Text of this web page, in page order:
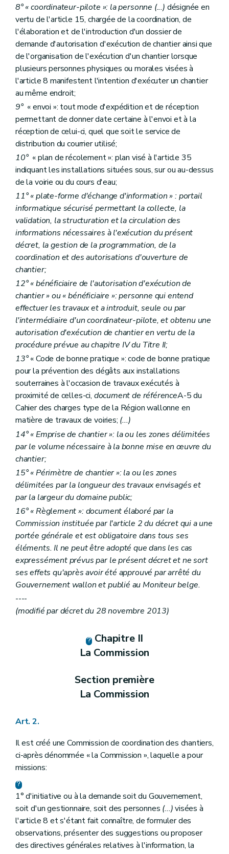
Art. 41
Art. 42
Titre IV
L'information
Art. 43
Art. 44
Titre V Sanctions
Chapitre premier La recherche et la constatation des infractions
Art. 45
Chapitre II Les infractions et les amendes administratives
Art. 46
Art. 47
Art. 48
Titre VI Dispositionsfinales,abrogatoires et transitoires
Art.48bis
Art. 49
Art. 50
Art. 51
Art. 52
8° « coordinateur-pilote »: la personne (...) désignée en
vertu de l'article 15, chargée de la coordination, de
l'élaboration et de l'introduction d'un dossier de
demande d'autorisation d'exécution de chantier ainsi que
de l'organisation de l'exécution d'un chantier lorsque
plusieurs personnes physiques ou morales visées à
l'article 8 manifestent l'intention d'exécuter un chantier
au même endroit;
9°« envoi »: tout mode d'expédition et de réception
permettant de donner date certaine à l'envoi et à la
réception de celui-ci, quel que soit le service de
distribution du courrier utilisé;
10°« plan de récolement »: plan visé à l'article 35
indiquant les installations situées sous, sur ou au-dessus
de la voirie ou du cours d'eau;
11° « plate-forme d'échange d'information » : portail
informatique sécurisé permettant la collecte, la
validation, la structuration et la circulation des
informations nécessaires à l'exécution du présent
décret, la gestion de la programmation, de la
coordination et des autorisations d'ouverture de
chantier;
12° « bénéficiaire de l'autorisation d'exécution de
chantier » ou « bénéficiaire »: personne qui entend
effectuer les travaux et a introduit, seule ou par
l'intermédiaire d'un coordinateur-pilote, et obtenu une
autorisation d'exécution de chantier en vertu de la
procédure prévue au chapitre IV du Titre II;
13°« Code de bonne pratique »: code de bonne pratique
pour la prévention des dégâts aux installations
souterraines à l'occasion de travaux exécutés à
proximité de celles-ci, document de référenceA-5 du
Cahier des charges type de la Région wallonne en
matière de travaux de voiries; (...)
14° « Emprise de chantier »: la ou les zones délimitées
par le volume nécessaire à la bonne mise en œuvre du
chantier;
15° « Périmètre de chantier »: la ou les zones
délimitées par la longueur des travaux envisagés et
par la largeur du domaine public;
16° « Règlement »: document élaboré par la
Commission instituée par l'article 2 du décret qui a une
portée générale et est obligatoire dans tous ses
éléments. Il ne peut être adopté que dans les cas
expressément prévus par le présent décret et ne sort
ses effets qu'après avoir été approuvé par arrêté du
Gouvernement wallon et publié au Moniteur belge.
----
(modifié par décret du 28 novembre 2013)
Chapitre II
La Commission
Section première
La Commission
Art. 2.
Il est créé une Commission de coordination des chantiers,
ci-après dénommée « la Commission », laquelle a pour
missions:
1° d'initiative ou à la demande soit du Gouvernement,
soit d'un gestionnaire, soit des personnes (...)visées à
l'article 8 et s'étant fait connaître, de formuler des
observations, présenter des suggestions ou proposer
des directives générales relatives à l'information, la